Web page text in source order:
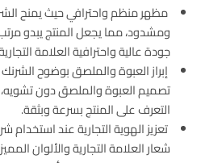
مظهر منظم واحترافي حيث يمنح
ومشدود، مما يجعل المنتج يبدو
جودة عالية واحترافية العلامة
إبراز العبوة والملصق بوضوح
تصميم العبوة والملصق دون
التعرف على المنتج بسرعة وبثقة.
تعزيز الهوية التجارية عند استخدام
شعار العلامة التجارية والألوان